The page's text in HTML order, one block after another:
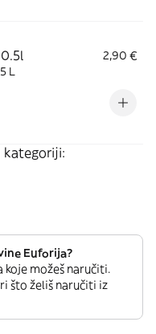
2,90 €
L
kategoriji:
Euforija?
možeš naručiti.
što želiš naručiti iz